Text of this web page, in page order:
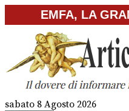
to
content
EMFA, LA
sabato 8 Agosto 2026